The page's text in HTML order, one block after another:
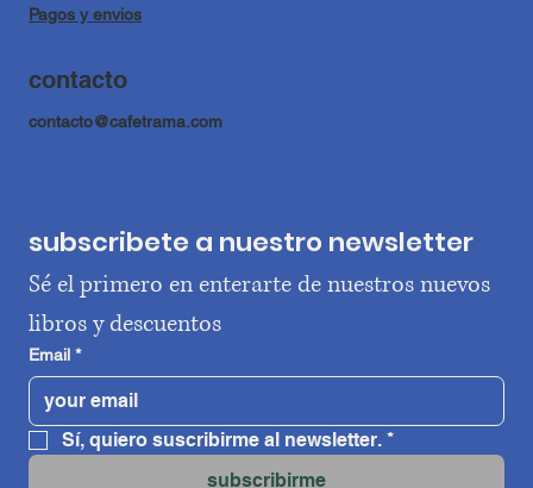
Pagos y envios
contacto
contacto@cafetrama.com
subscribete a nuestro newsletter
Sé el primero en enterarte de nuestros nuevos
libros y descuentos
Email *
Sí, quiero suscribirme al newsletter. *
subscribirme